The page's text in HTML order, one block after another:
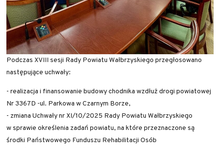
Podczas XVIII sesji Rady Powiatu Wałbrzyskiego przegłosowano
następujące uchwały:
- realizacja i finansowanie budowy chodnika wzdłuż drogi powiatowej
Nr 3367D -ul. Parkowa w Czarnym Borze,
- zmiana Uchwały nr XI/10/2025 Rady Powiatu Wałbrzyskiego
w sprawie określenia zadań powiatu, na które przeznaczone są
środki Państwowego Funduszu Rehabilitacji Osób